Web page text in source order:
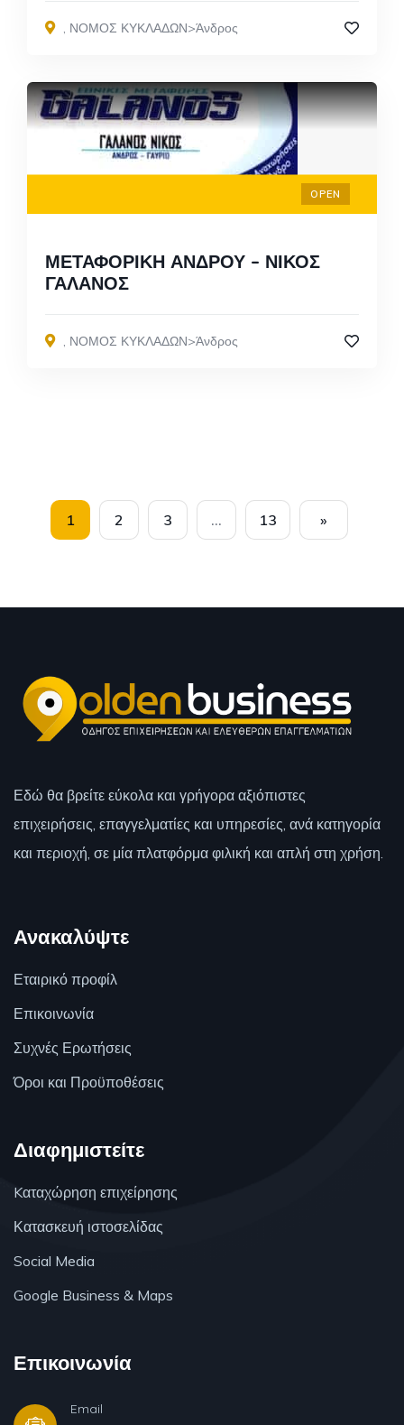
, ΝΟΜΟΣ ΚΥΚΛΑΔΩΝ>Άνδρος
OPEN
ΜΕΤΑΦΟΡΙΚΗ ΑΝΔΡΟΥ – ΝΙΚΟΣ
ΓΑΛΑΝΟΣ
, ΝΟΜΟΣ ΚΥΚΛΑΔΩΝ>Άνδρος
1 2 3 … 13 »
Εδώ θα βρείτε εύκολα και γρήγορα αξιόπιστες
επιχειρήσεις, επαγγελματίες και υπηρεσίες, ανά κατηγορία
και περιοχή, σε μία πλατφόρμα φιλική και απλή στη χρήση.
Ανακαλύψτε
Εταιρικό προφίλ
Επικοινωνία
Συχνές Ερωτήσεις
Όροι και Προϋποθέσεις
Διαφημιστείτε
Kαταχώρηση επιχείρησης
Κατασκευή ιστοσελίδας
Social Media
Google Business & Maps
Επικοινωνία
Email